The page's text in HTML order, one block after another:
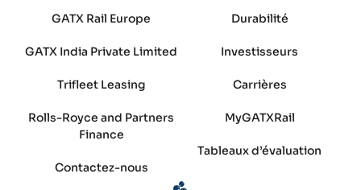
GATX Rail Europe
GATX India Private Limited
Trifleet Leasing
Rolls-Royce and Partners
Finance
Contactez-nous
Durabilité
Investisseurs
Carrières
MyGATXRail
Tableaux d’évaluation